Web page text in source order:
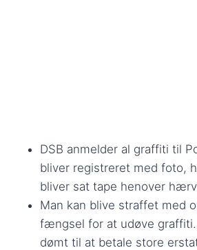
DSB anmelder al graffiti til
bliver registreret med foto,
bliver sat tape henover
Man kan blive straffet med
fængsel for at udøve graffiti.
dømt til at betale store